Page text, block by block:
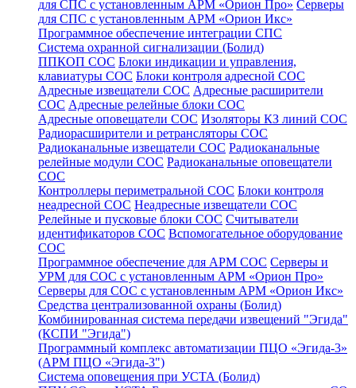
для СПС с установленным АРМ «Орион Про» Серверы
для СПС с установленным АРМ «Орион Икс»
Программное обеспечение интеграции СПС
Система охранной сигнализации (Болид)
ППКОП СОС Блоки индикации и управления,
клавиатуры СОС Блоки контроля адресной СОС
Адресные извещатели СОС Адресные расширители
СОС Адресные релейные блоки СОС
Адресные оповещатели СОС Изоляторы КЗ линий СОС
Радиорасширители и ретрансляторы СОС
Радиоканальные извещатели СОС Радиоканальные
релейные модули СОС Радиоканальные оповещатели
СОС
Контроллеры периметральной СОС Блоки контроля
неадресной СОС Неадресные извещатели СОС
Релейные и пусковые блоки СОС Считыватели
идентификаторов СОС Вспомогательное оборудование
СОС
Программное обеспечение для АРМ СОС Серверы и
УРМ для СОС с установленным АРМ «Орион Про»
Серверы для СОС с установленным АРМ «Орион Икс»
Средства централизованной охраны (Болид)
Комбинированная система передачи извещений "Эгида"
(КСПИ "Эгида")
Программный комплекс автоматизации ПЦО «Эгида-3»
(АРМ ПЦО «Эгида-3")
Система оповещения при УСТА (Болид)